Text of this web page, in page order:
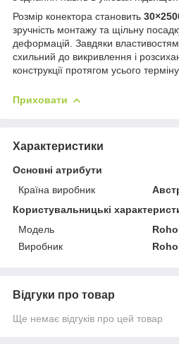
Розмір конектора становить
зручність монтажу та щільну
деформацій. Завдяки
схильний до викривлення і
конструкції протягом усього терміну
Приховати
Характеристики
Основні атрибути
Країна виробник
Користувальницькі
Мoдель
Виробник
Відгуки про товар
Ще немає відгуків про цей товар